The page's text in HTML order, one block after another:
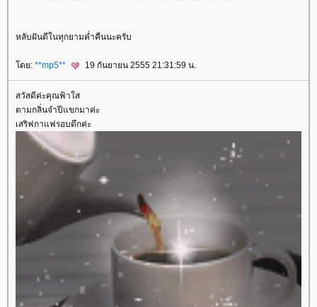
หลับฝันดีในทุกยามค่ำคืนนะครับ
ดย: **mp5** 19 กันยายน 2555 21:31:59 น.
สวัสดีค่ะคุณฟ้าใส
ตามกลิ่นจำปีแขกมาค่ะ
เสริฟกาแฟรอบดึกค่ะ